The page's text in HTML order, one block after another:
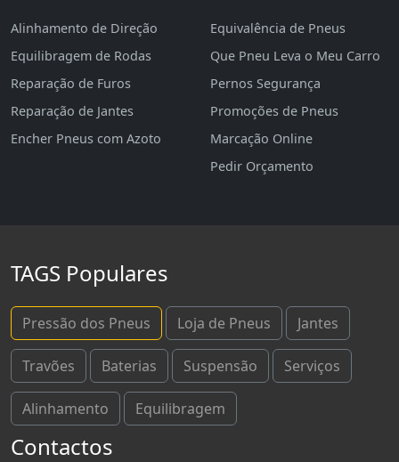
Alinhamento de Direção
Equilibragem de Rodas
Reparação de Furos
Reparação de Jantes
Encher Pneus com Azoto
Equivalência de Pneus
Que Pneu Leva o Meu Carro
Pernos Segurança
Promoções de Pneus
Marcação Online
Pedir Orçamento
TAGS Populares
Pressão dos Pneus Loja de Pneus Jantes
Travões Baterias Suspensão Serviços
Alinhamento Equilibragem
Contactos